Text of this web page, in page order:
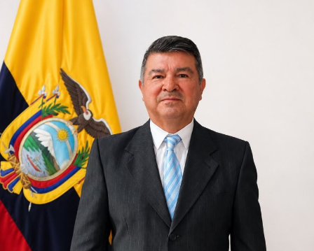
dejaron de escucharse con la misma intensidad.
Pero en el corazón de las familias, la tragedia sigue
ocurriendo.
Porque todavía faltan seis personas por regresar.
El regreso al lugar donde el tiempo
se detuvo
A las cinco de la tarde del martes 4 de agosto, los
habitantes comenzaron a caminar lentamente hacia el
lugar donde hace apenas un mes la montaña descendió
con una fuerza capaz de borrar calles enteras.